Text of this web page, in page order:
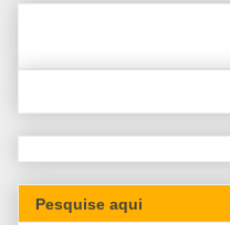
Pesquise aqui